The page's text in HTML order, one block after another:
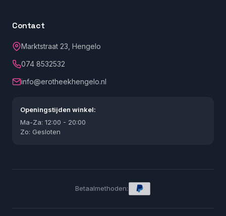
Contact
Marktstraat 23, Hengelo
074 8532532
info@erotheekhengelo.nl
Openingstijden winkel:
Ma-Za: 12:00 - 20:00
Zo: Gesloten
Betaalmethoden: